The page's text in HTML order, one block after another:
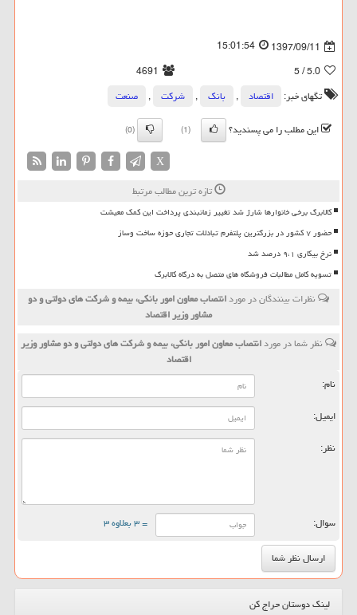
1397/09/11
15:01:54
5.0
/ 5
4691
تگهای خبر:
اقتصاد , بانك , شركت ,
صنعت
این مطلب را می پسندید؟
(1)
(0)
X
تازه ترین مطالب مرتبط
کالابرگ برخی خانوارها شارژ شد تغییر زمانبندی پرداخت این کمک معیشت
حضور ۷ کشور در بزرگترین پلتفرم تبادلات تجاری حوزه ساخت وساز
نرخ بیکاری ۹،۱ درصد شد
تسویه کامل مطالبات فروشگاه های متصل به درگاه کالابرگ
نظرات بینندگان در موردانتصاب معاون امور بانكی، بیمه و شركت های دولتی و دو
مشاور وزیر اقتصاد
نظر شما در موردانتصاب معاون امور بانكی، بیمه و شركت های دولتی و دو مشاور وزیر
اقتصاد
نام:
ایمیل:
نظر:
سوال: = ۳ بعلاوه ۳
لینک دوستان حراج کن